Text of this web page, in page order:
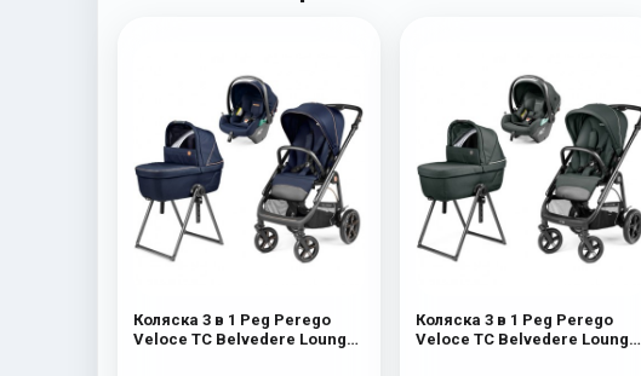
Коляска 3 в 1 Peg Perego
Veloce TC Belvedere Lounge
Коляска 3 в 1 Peg Perego
Veloce TC Belvedere Lounge